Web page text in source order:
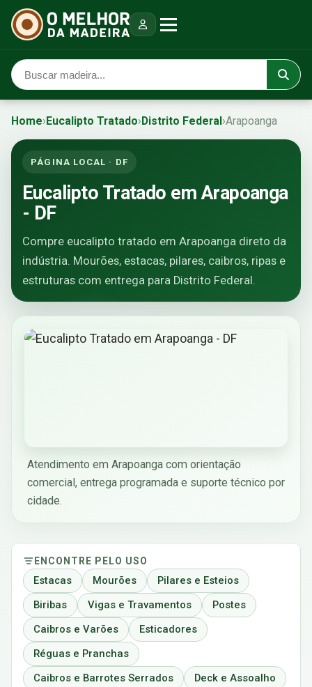
Home›Eucalipto Tratado›Distrito Federal›Arapoanga
PÁGINA LOCAL · DF
Eucalipto Tratado em Arapoanga
- DF
Compre eucalipto tratado em Arapoanga direto da
indústria. Mourões, estacas, pilares, caibros, ripas e
estruturas com entrega para Distrito Federal.
Atendimento em Arapoanga com orientação
comercial, entrega programada e suporte técnico por
cidade.
ENCONTRE PELO USO
Estacas Mourões
Pilares e Esteios
Biribas
Vigas e Travamentos
Postes
Caibros e Varões
Esticadores
Réguas e Pranchas
Caibros e Barrotes Serrados
Deck e Assoalho